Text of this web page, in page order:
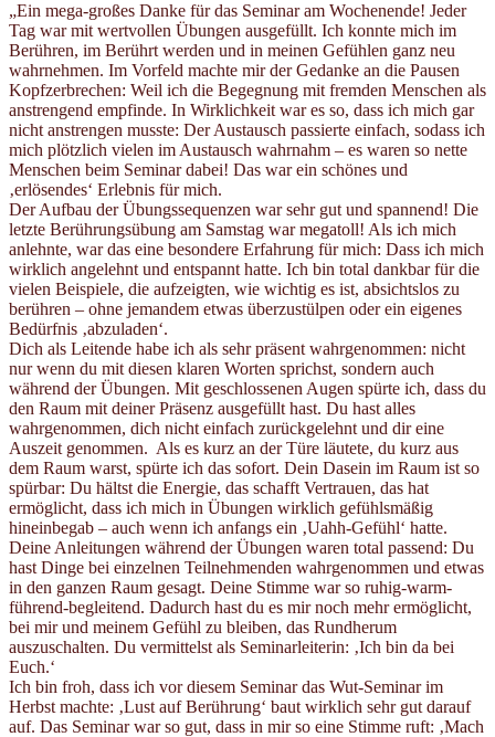
„Ein mega-großes Danke für das Seminar am Wochenende! Jeder
Tag war mit wertvollen Übungen ausgefüllt. Ich konnte mich im
Berühren, im Berührt werden und in meinen Gefühlen ganz neu
wahrnehmen. Im Vorfeld machte mir der Gedanke an die Pausen
Kopfzerbrechen: Weil ich die Begegnung mit fremden Menschen als
anstrengend empfinde. In Wirklichkeit war es so, dass ich mich gar
nicht anstrengen musste: Der Austausch passierte einfach, sodass ich
mich plötzlich vielen im Austausch wahrnahm – es waren so nette
Menschen beim Seminar dabei! Das war ein schönes und
‚erlösendes‘ Erlebnis für mich.
Der Aufbau der Übungssequenzen war sehr gut und spannend! Die
letzte Berührungsübung am Samstag war megatoll! Als ich mich
anlehnte, war das eine besondere Erfahrung für mich: Dass ich mich
wirklich angelehnt und entspannt hatte. Ich bin total dankbar für die
vielen Beispiele, die aufzeigten, wie wichtig es ist, absichtslos zu
berühren – ohne jemandem etwas überzustülpen oder ein eigenes
Bedürfnis ‚abzuladen‘.
Dich als Leitende habe ich als sehr präsent wahrgenommen: nicht
nur wenn du mit diesen klaren Worten sprichst, sondern auch
während der Übungen. Mit geschlossenen Augen spürte ich, dass du
den Raum mit deiner Präsenz ausgefüllt hast. Du hast alles
wahrgenommen, dich nicht einfach zurückgelehnt und dir eine
Auszeit genommen. Als es kurz an der Türe läutete, du kurz aus
dem Raum warst, spürte ich das sofort. Dein Dasein im Raum ist so
spürbar: Du hältst die Energie, das schafft Vertrauen, das hat
ermöglicht, dass ich mich in Übungen wirklich gefühlsmäßig
hineinbegab – auch wenn ich anfangs ein ‚Uahh-Gefühl‘ hatte.
Deine Anleitungen während der Übungen waren total passend: Du
hast Dinge bei einzelnen Teilnehmenden wahrgenommen und etwas
in den ganzen Raum gesagt. Deine Stimme war so ruhig-warm-
führend-begleitend. Dadurch hast du es mir noch mehr ermöglicht,
bei mir und meinem Gefühl zu bleiben, das Rundherum
auszuschalten. Du vermittelst als Seminarleiterin: ‚Ich bin da bei
Euch.‘
Ich bin froh, dass ich vor diesem Seminar das Wut-Seminar im
Herbst machte: ‚Lust auf Berührung‘ baut wirklich sehr gut darauf
auf. Das Seminar war so gut, dass in mir so eine Stimme ruft: ‚Mach